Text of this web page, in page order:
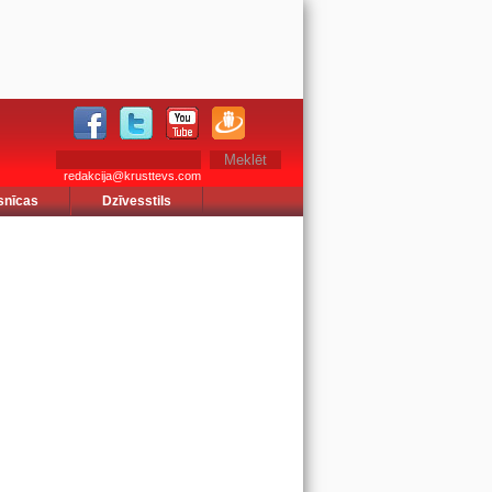
redakcija@krusttevs.com
Dzīvesstils